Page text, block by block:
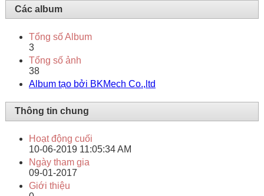
Các album
Tổng số Album
3
Tổng số ảnh
38
Album tạo bởi BKMech Co.,ltd
Thông tin chung
Hoạt động cuối
10-06-2019 11:05:34 AM
Ngày tham gia
09-01-2017
Giới thiệu